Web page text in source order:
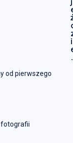
i
.
od pierwszego
fotografii